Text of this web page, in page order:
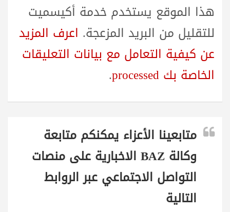
هذا الموقع يستخدم خدمة أكيسميت
للتقليل من البريد المزعجة. اعرف المزيد
عن كيفية التعامل مع بيانات التعليقات
الخاصة بك processed
.
متابعينا الأعزاء يمكنكم متابعة
وكالة BAZ الاخبارية على منصات
التواصل الاجتماعي عبر الروابط
التالية